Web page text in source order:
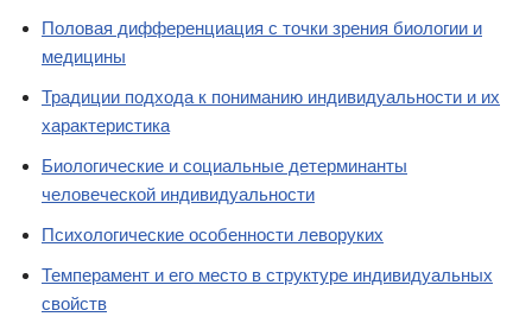
Половая дифференциация с точки зрения биологии и
медицины
Традиции подхода к пониманию индивидуальности и их
характеристика
Биологические и социальные детерминанты
человеческой индивидуальности
Психологические особенности леворуких
Темперамент и его место в структуре индивидуальных
свойств